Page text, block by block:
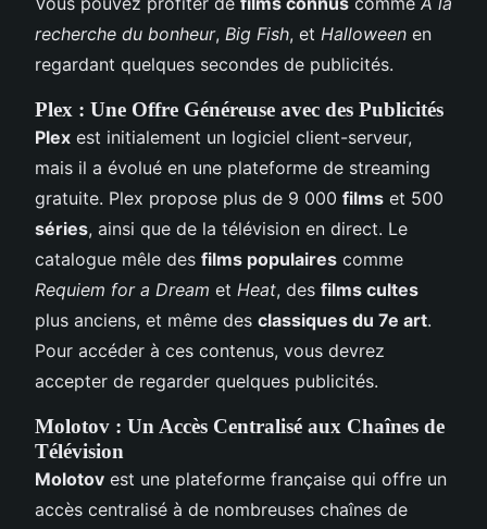
recherche du bonheur, Big Fish, et Halloween en
regardant quelques secondes de publicités.
Plex : Une Offre Généreuse avec des Publicités
Plex est initialement un logiciel client-serveur,
mais il a évolué en une plateforme de streaming
gratuite. Plex propose plus de 9 000 films et 500
séries, ainsi que de la télévision en direct. Le
catalogue mêle des films populaires comme
Requiem for a Dream et Heat, des films cultes
plus anciens, et même des classiques du 7e art.
Pour accéder à ces contenus, vous devrez
accepter de regarder quelques publicités.
Molotov : Un Accès Centralisé aux Chaînes de
Télévision
Molotov est une plateforme française qui offre un
accès centralisé à de nombreuses chaînes de